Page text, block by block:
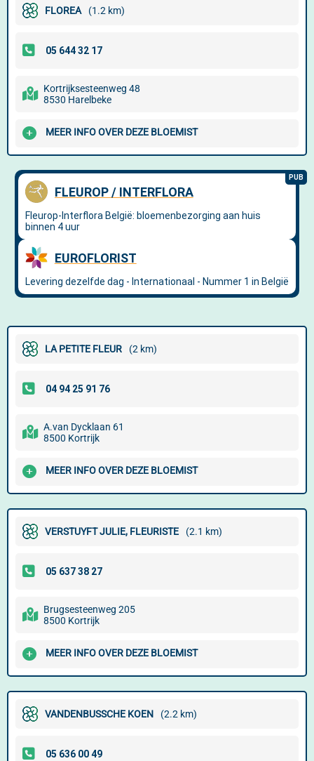
FLOREA (1.2 km)
Kortrijksesteenweg 48
8530 Harelbeke
MEER INFO OVER DEZE BLOEMIST
LA PETITE FLEUR (2 km)
A.van Dycklaan 61
8500 Kortrijk
MEER INFO OVER DEZE BLOEMIST
VERSTUYFT JULIE, FLEURISTE (2.1 km)
Brugsesteenweg 205
8500 Kortrijk
MEER INFO OVER DEZE BLOEMIST
VANDENBUSSCHE KOEN (2.2 km)